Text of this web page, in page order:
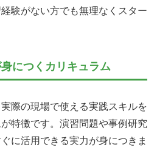
験がない方でも無理なくスター
につくカリキュラム
際の現場で使える実践スキルを
特徴です。演習問題や事例研究
に活用できる実力が身につきま